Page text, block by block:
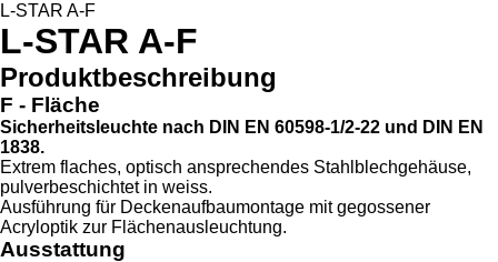
L-STAR A-F
L-STAR A-F
Produktbeschreibung
F - Fläche
Sicherheitsleuchte nach DIN EN 60598-1/2-22 und DIN EN
1838.
Extrem flaches, optisch ansprechendes Stahlblechgehäuse,
pulverbeschichtet in weiss.
Ausführung für Deckenaufbaumontage mit gegossener
Acryloptik zur Flächenausleuchtung.
Ausstattung